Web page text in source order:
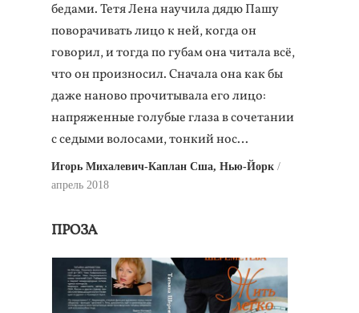
бедами. Тетя Лена научила дядю Пашу
поворачивать лицо к ней, когда он
говорил, и тогда по губам она читала всё,
что он произносил. Сначала она как бы
даже наново прочитывала его лицо:
напряженные голубые глаза в сочетании
с седыми волосами, тонкий нос…
Игорь Михалевич-Каплан Сша, Нью-Йорк
апрель 2018
ПРОЗА